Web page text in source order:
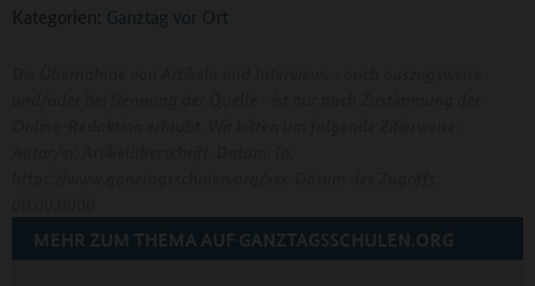
Kategorien: Ganztag vor Ort
MEHR ZUM THEMA AUF GANZTAGSSCHULEN.ORG